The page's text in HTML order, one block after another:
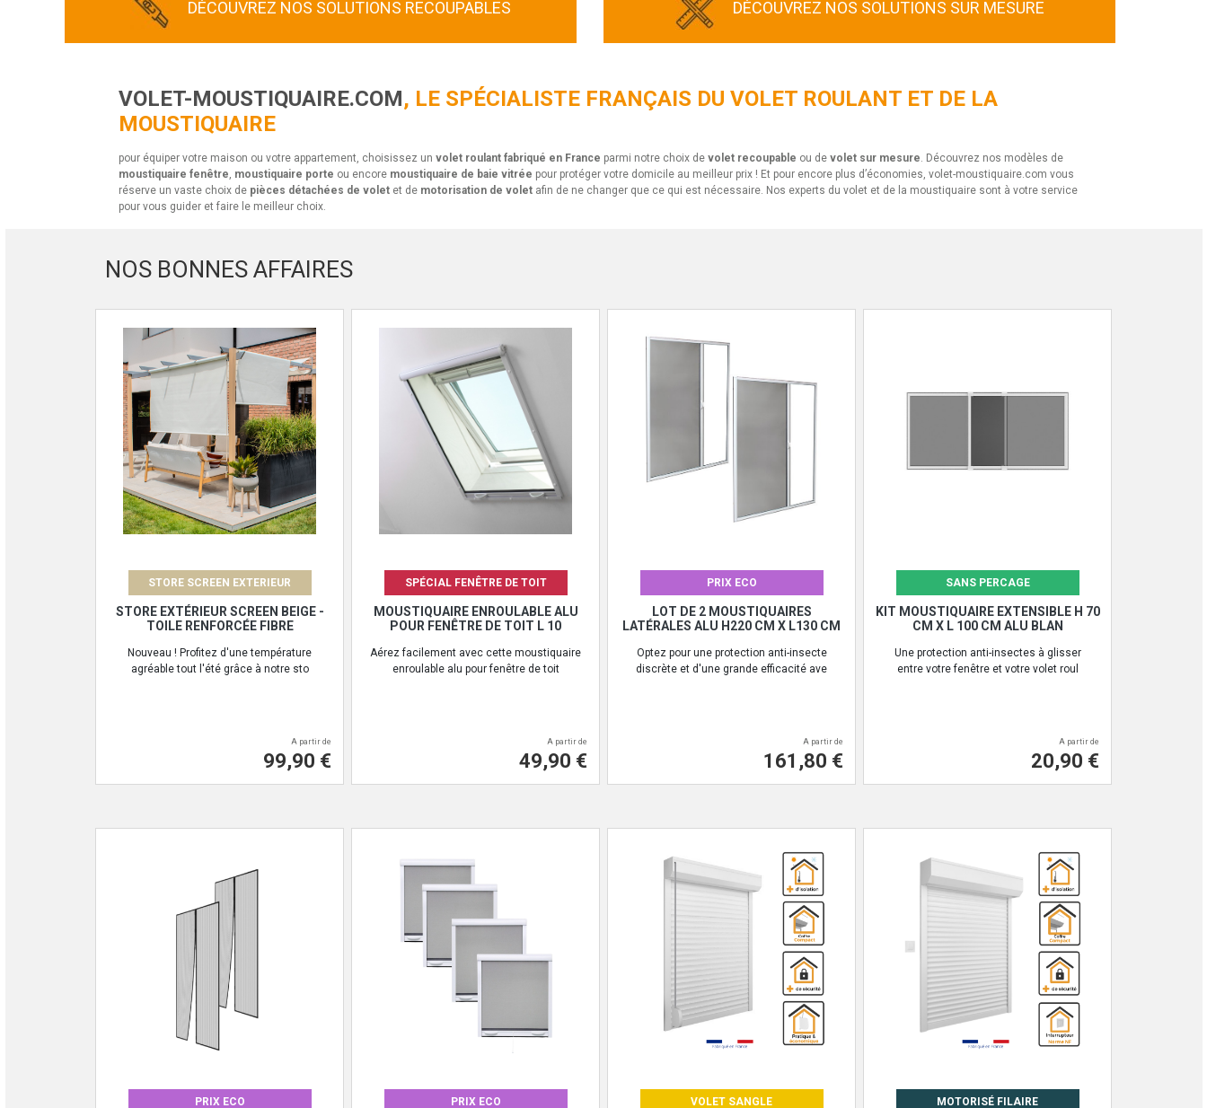
DÉCOUVREZ NOS SOLUTIONS RECOUPABLES DÉCOUVREZ NOS SOLUTIONS SUR MESURE
VOLET-MOUSTIQUAIRE.COM, LE SPÉCIALISTE FRANÇAIS DU VOLET ROULANT ET DE LA
MOUSTIQUAIRE
pour équiper votre maison ou votre appartement, choisissez un volet roulant fabriqué en France parmi notre choix de volet recoupable ou de volet sur mesure. Découvrez nos modèles de
moustiquaire fenêtre, moustiquaire porte ou encore moustiquaire de baie vitrée pour protéger votre domicile au meilleur prix ! Et pour encore plus d’économies, volet-moustiquaire.com vous
réserve un vaste choix de pièces détachées de volet et de motorisation de volet afin de ne changer que ce qui est nécessaire. Nos experts du volet et de la moustiquaire sont à votre service
pour vous guider et faire le meilleur choix.
NOS BONNES AFFAIRES
STORE SCREEN EXTERIEUR
STORE EXTÉRIEUR SCREEN BEIGE -
TOILE RENFORCÉE FIBRE
Nouveau ! Profitez d'une température
agréable tout l'été grâce à notre sto
A partir de
99,90 €
SPÉCIAL FENÊTRE DE TOIT
MOUSTIQUAIRE ENROULABLE ALU
POUR FENÊTRE DE TOIT L 10
Aérez facilement avec cette moustiquaire
enroulable alu pour fenêtre de toit
A partir de
49,90 €
PRIX ECO
LOT DE 2 MOUSTIQUAIRES
LATÉRALES ALU H220 CM X L130 CM
Optez pour une protection anti-insecte
discrète et d'une grande efficacité ave
A partir de
161,80 €
SANS PERCAGE
KIT MOUSTIQUAIRE EXTENSIBLE H 70
CM X L 100 CM ALU BLAN
Une protection anti-insectes à glisser
entre votre fenêtre et votre volet roul
A partir de
20,90 €
PRIX ECO PRIX ECO VOLET SANGLE MOTORISÉ FILAIRE